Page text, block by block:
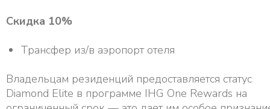
Скидка 10%
Трансфер из/в аэропорт отеля
Владельцам резиденций предоставляется статус
Diamond Elite в программе IHG One Rewards на